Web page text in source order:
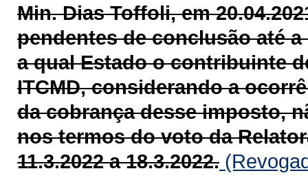
Min. Dias Toffoli, em
pendentes de conclusão até
a qual Estado o contribuinte
ITCMD, considerando a
da cobrança desse imposto,
nos termos do voto da
11.3.2022 a 18.3.2022.